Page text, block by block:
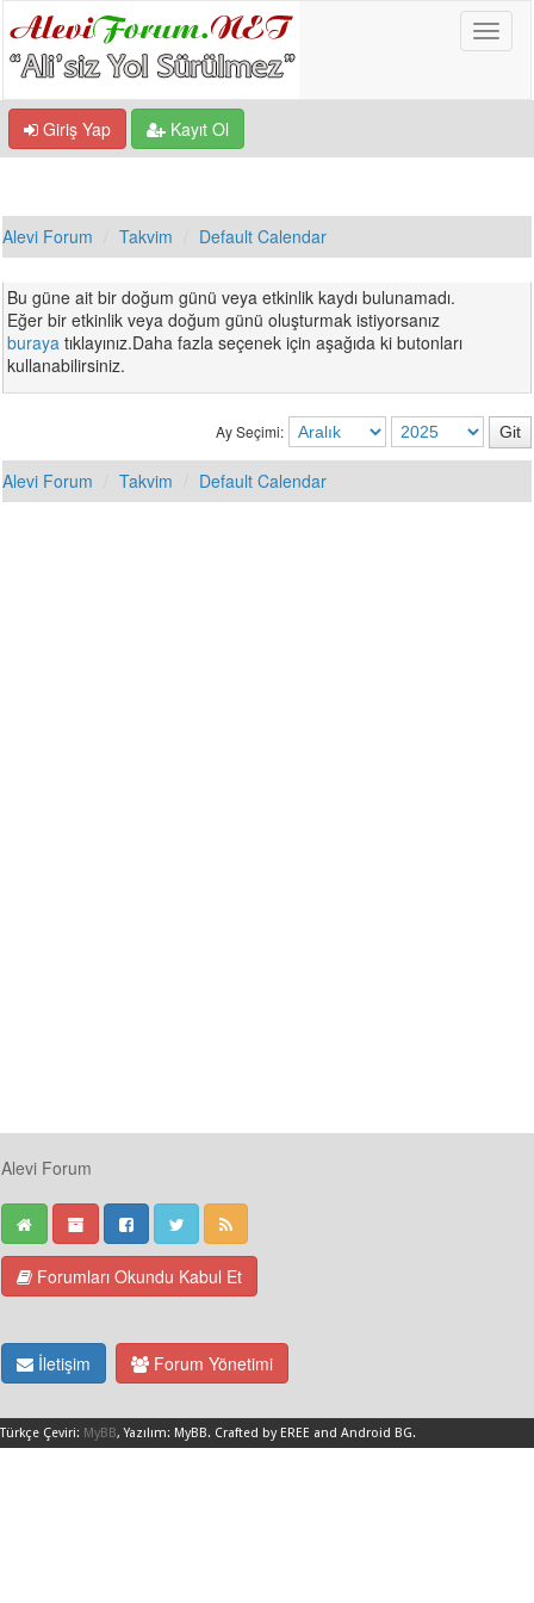
Giriş Yap Kayıt Ol
Alevi Forum Takvim Default Calendar
Bu güne ait bir doğum günü veya etkinlik kaydı bulunamadı.
Eğer bir etkinlik veya doğum günü oluşturmak istiyorsanız
buraya tıklayınız.Daha fazla seçenek için aşağıda ki butonları
kullanabilirsiniz.
Ay Seçimi:
Alevi Forum Takvim Default Calendar
Alevi Forum
Forumları Okundu Kabul Et
İletişim Forum Yönetimi
Türkçe Çeviri: MyBB, Yazılım: MyBB. Crafted by EREE and Android BG.